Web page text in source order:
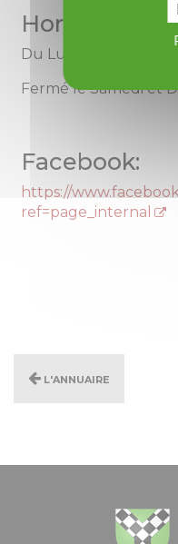
Horaires:
Du Lundi au
Fermé le Samedi et
Facebook:
https://
ref=page_internal
L'annuaire